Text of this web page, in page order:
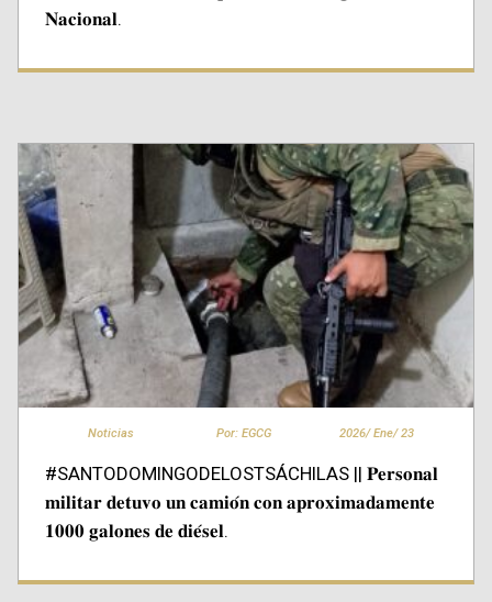
𝐍𝐚𝐜𝐢𝐨𝐧𝐚𝐥.
Noticias Por: EGCG 2026/ Ene/ 23
#SANTODOMINGODELOSTSÁCHILAS || 𝐏𝐞𝐫𝐬𝐨𝐧𝐚𝐥
𝐦𝐢𝐥𝐢𝐭𝐚𝐫 𝐝𝐞𝐭𝐮𝐯𝐨 𝐮𝐧 𝐜𝐚𝐦𝐢𝐨́𝐧 𝐜𝐨𝐧 𝐚𝐩𝐫𝐨𝐱𝐢𝐦𝐚𝐝𝐚𝐦𝐞𝐧𝐭𝐞
𝟏𝟎𝟎𝟎 𝐠𝐚𝐥𝐨𝐧𝐞𝐬 𝐝𝐞 𝐝𝐢𝐞́𝐬𝐞𝐥.